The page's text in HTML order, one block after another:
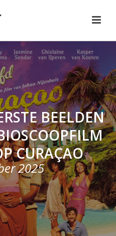
BEELDEN
CURAÇAO
2025